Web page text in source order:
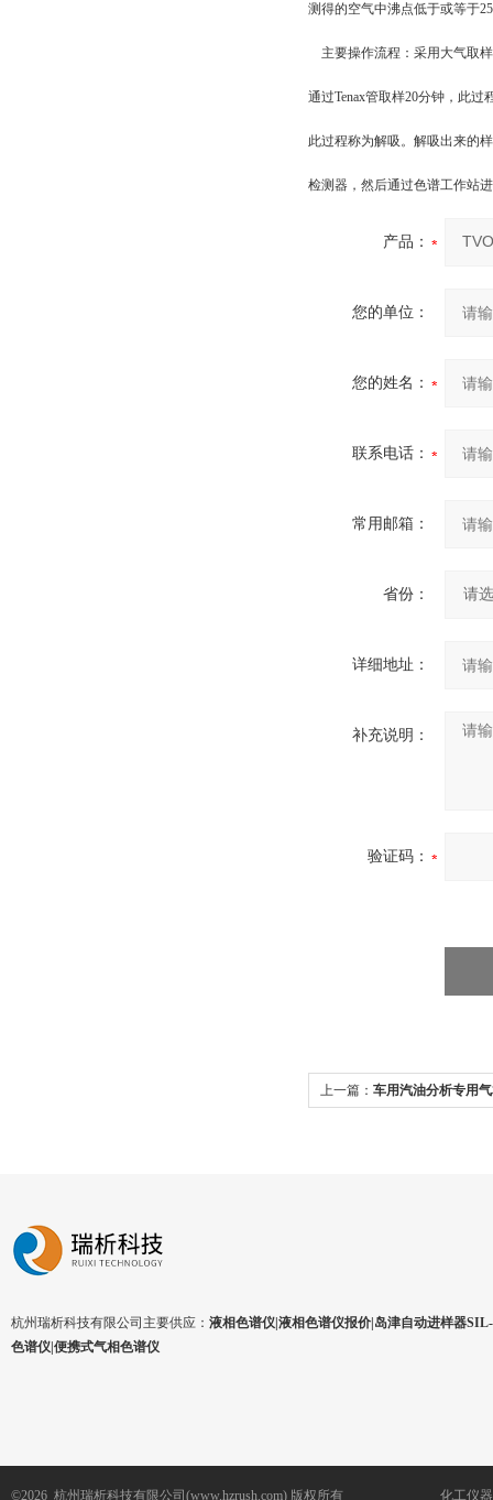
测得的空气中沸点低于或等于
主要操作流程：采用大气取
通过Tenax管取样20分钟，此过
此过程称为解吸。解吸出来的
检测器，然后通过色谱工作站
产品：
您的单位：
您的姓名：
联系电话：
常用邮箱：
省份：
详细地址：
补充说明：
验证码：
上一篇： 车用汽油分析专用
杭州瑞析科技有限公司主要供应： 液相色谱仪|液相色谱仪报价|岛津自动进样器
色谱仪|便携式气相色谱仪
©2026 杭州瑞析科技有限公司(www.hzrush.com) 版权所有 化工仪